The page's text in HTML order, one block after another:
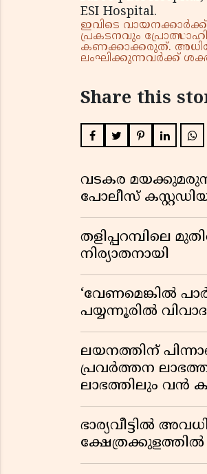
ESI Hospital.
ഇവിടെ
പ്രകടനവും
കണക്കാക്കരുത്.
ലംഘിക്കുന്നവർക്ക്
Share this
വടകര
പോലീസ്
തളിപ്പറമ്പിലെ
നിര്യാതനായി
‘വേണമെങ്കിൽ
പയ്യന്നൂരിൽ
ലയനത്തിന്
പ്രവർത്തന
ലാഭത്തിലും വൻ
ഭാര്യവീട്ടിൽ
ക്ഷേത്രക്കുളത്തിൽ